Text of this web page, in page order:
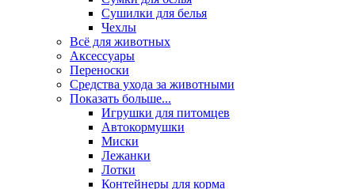
Сушилки для белья
Чехлы
Всё для животных
Аксесcуары
Переноски
Средства ухода за животными
Показать больше...
Игрушки для питомцев
Автокормушки
Миски
Лежанки
Лотки
Контейнеры для корма